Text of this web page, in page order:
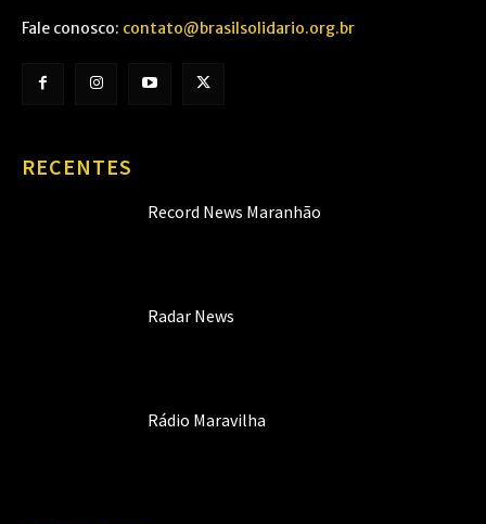
Fale conosco: contato@brasilsolidario.org.br
RECENTES
Record News Maranhão
Radar News
Rádio Maravilha